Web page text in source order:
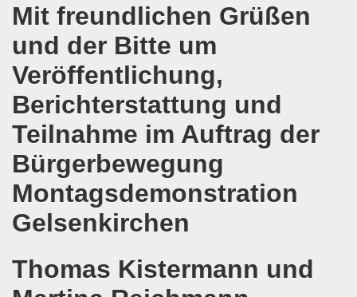
Mit freundlichen Grüßen
und der Bitte um
Veröffentlichung,
Berichterstattung und
Teilnahme im Auftrag der
Bürgerbewegung
Montagsdemonstration
Gelsenkirchen
Thomas Kistermann und
sind gezwungen, die Tafel in Anspruch zu nehmen!
bei uns in Gelsenkirchen. Auftakt der weltweiten
YPG-Fahne trotz richterlicher Erlaubnis
mit heißen Brennpunkten
zur Demonstration "Efrin wird leben" 20.03.2018,
protestiert und demonstriert am 05.03.2018
Bewegung begrüßt am 05.03.2018 die neue Regierung
Bewegung diskutiert am 19.02.2018 über heißes Eisen